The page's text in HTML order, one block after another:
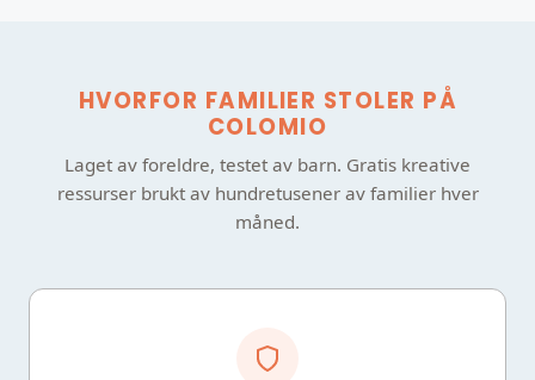
HVORFOR FAMILIER STOLER PÅ
COLOMIO
Laget av foreldre, testet av barn. Gratis kreative
ressurser brukt av hundretusener av familier hver
måned.